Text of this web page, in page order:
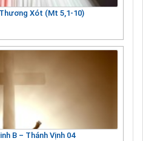
Xót (Mt 5,1-10)
B – Thánh Vịnh 04